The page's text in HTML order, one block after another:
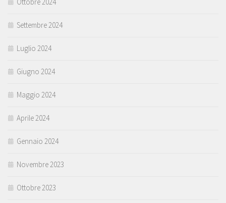
Settembre 2024
Luglio 2024
Giugno 2024
Maggio 2024
Aprile 2024
Gennaio 2024
Novembre 2023
Ottobre 2023